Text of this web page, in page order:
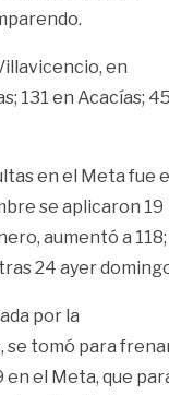
en
131 en Acacías;
en el Meta fue
se aplicaron 19
aumentó a 118;
24 ayer
por la
se tomó para
en el Meta, que